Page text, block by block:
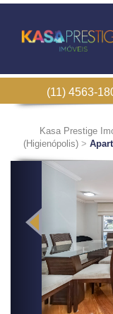
(11) 4563-
Kasa Prestige
(Higienópolis) >
Previous